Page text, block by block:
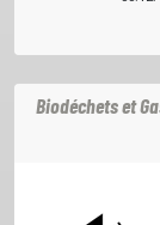
Biodéchets et